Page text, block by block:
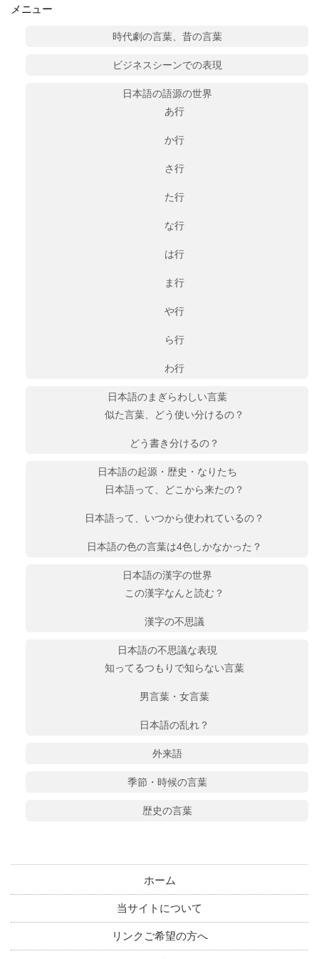
メニュー
時代劇の言葉、昔の言葉
ビジネスシーンでの表現
日本語の語源の世界
あ行
か行
さ行
た行
な行
は行
ま行
や行
ら行
わ行
日本語のまぎらわしい言葉
似た言葉、どう使い分けるの？
どう書き分けるの？
日本語の起源・歴史・なりたち
日本語って、どこから来たの？
日本語って、いつから使われているの？
日本語の色の言葉は4色しかなかった？
日本語の漢字の世界
この漢字なんと読む？
漢字の不思議
日本語の不思議な表現
知ってるつもりで知らない言葉
男言葉・女言葉
日本語の乱れ？
外来語
季節・時候の言葉
歴史の言葉
ホーム
当サイトについて
リンクご希望の方へ